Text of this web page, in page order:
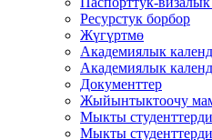
Ресурстук борбор
Жүгүртмө
Академиялык
Академиялык
Документтер
Жыйынтыктоочу
Мыкты
Мыкты